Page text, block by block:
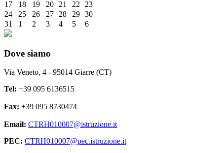
17
18 19 20 21 22
23
24
25 26 27 28 29 30
31
1 2 3 4 5 6
Dove siamo
Via Veneto, 4 - 95014 Giarre (CT)
Tel: +39 095 6136515
Fax: +39 095 8730474
Email: CTRH010007@istruzione.it
PEC: CTRH010007@pec.istruzione.it